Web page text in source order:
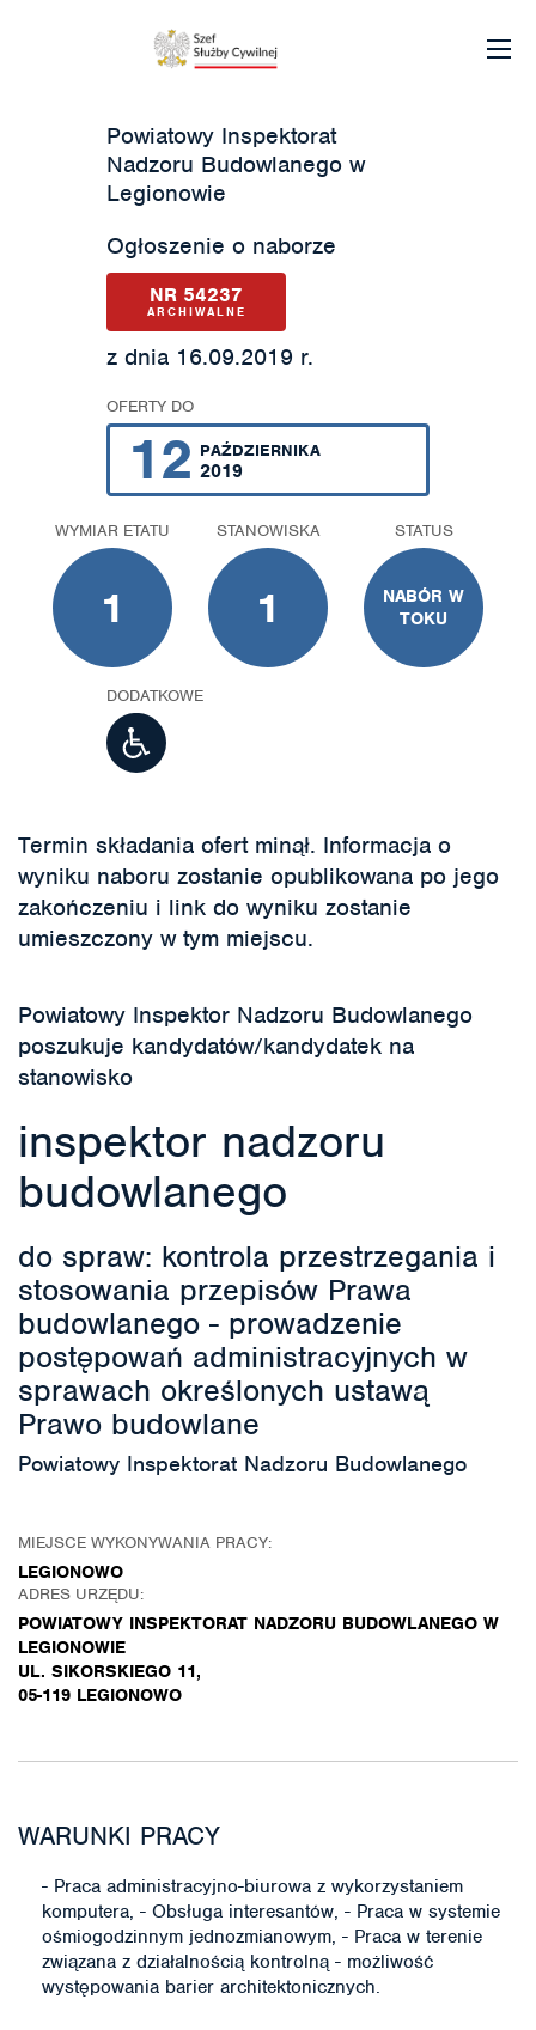
Powiatowy Inspektorat
Nadzoru Budowlanego w
Legionowie
Ogłoszenie o naborze
NR 54237
ARCHIWALNE
z dnia 16.09.2019 r.
OFERTY DO
12 PAŹDZIERNIKA
2019
WYMIAR ETATU
1
STANOWISKA
1
STATUS
NABÓR W
TOKU
DODATKOWE
Termin składania ofert minął. Informacja o
wyniku naboru zostanie opublikowana po jego
zakończeniu i link do wyniku zostanie
umieszczony w tym miejscu.
Powiatowy Inspektor Nadzoru Budowlanego
poszukuje kandydatów/kandydatek na
stanowisko
inspektor nadzoru
budowlanego
do spraw: kontrola przestrzegania i
stosowania przepisów Prawa
budowlanego - prowadzenie
postępowań administracyjnych w
sprawach określonych ustawą
Prawo budowlane
Powiatowy Inspektorat Nadzoru Budowlanego
MIEJSCE WYKONYWANIA PRACY:
LEGIONOWO
ADRES URZĘDU:
POWIATOWY INSPEKTORAT NADZORU BUDOWLANEGO W
LEGIONOWIE
UL. SIKORSKIEGO 11,
05-119 LEGIONOWO
WARUNKI PRACY
- Praca administracyjno-biurowa z wykorzystaniem
komputera, - Obsługa interesantów, - Praca w systemie
ośmiogodzinnym jednozmianowym, - Praca w terenie
związana z działalnością kontrolną - możliwość
występowania barier architektonicznych.